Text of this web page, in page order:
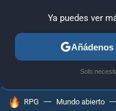
ANÁLISIS GUÍAS Y
HOY SE HABLA DE
RPG Mundo abierto
Ya puedes ver
Solo